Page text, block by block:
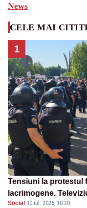
News
CELE MAI
1
Tensiuni la protestul
lacrimogene.
– LIVE TEXT
Social ·30 iul. 2026, 10:20